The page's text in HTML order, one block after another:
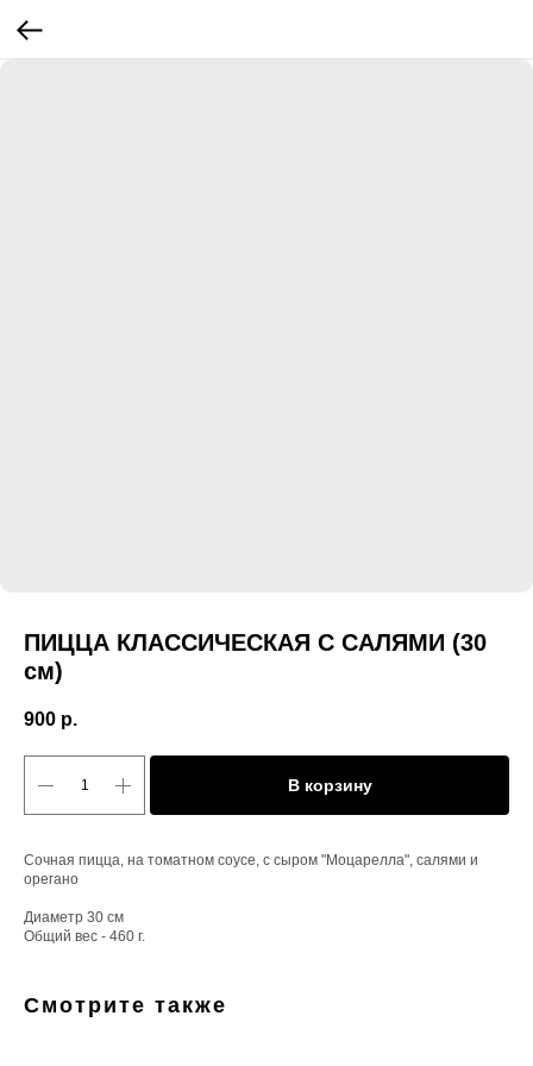
ПИЦЦА КЛАССИЧЕСКАЯ С САЛЯМИ (30
см)
900 р.
В корзину
Сочная пицца, на томатном соусе, с сыром "Моцарелла", салями и
орегано
Диаметр 30 см
Общий вес - 460 г.
Смотрите также